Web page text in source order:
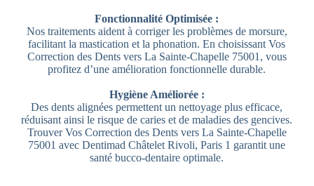
Fonctionnalité Optimisée :
Nos traitements aident à corriger les problèmes de morsure,
facilitant la mastication et la phonation. En choisissant Vos
Correction des Dents vers La Sainte-Chapelle 75001, vous
profitez d’une amélioration fonctionnelle durable.
Hygiène Améliorée :
Des dents alignées permettent un nettoyage plus efficace,
réduisant ainsi le risque de caries et de maladies des gencives.
Trouver Vos Correction des Dents vers La Sainte-Chapelle
75001 avec Dentimad Châtelet Rivoli, Paris 1 garantit une
santé bucco-dentaire optimale.